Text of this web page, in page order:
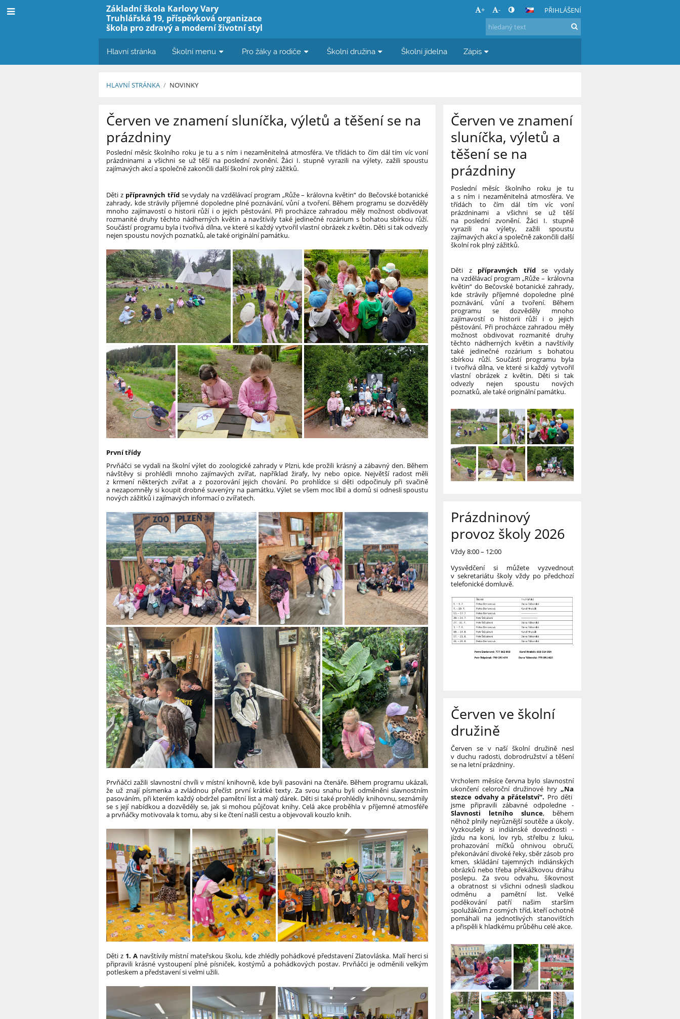
Základní škola Karlovy Vary
Truhlářská 19, příspěvková organizace
škola pro zdravý a moderní životní styl
+ - PŘIHLÁŠENÍ
Hlavní stránka Školní menu Pro žáky a rodiče Školní družina Školní jídelna Zápis
HLAVNÍ STRÁNKA / NOVINKY
Novinky
Červen ve znamení sluníčka, výletů a těšení se na
prázdniny
Poslední měsíc školního roku je tu a s ním i nezaměnitelná atmosféra. Ve třídách to čím dál tím víc voní
prázdninami a všichni se už těší na poslední zvonění. Žáci I. stupně vyrazili na výlety, zažili spoustu
zajímavých akcí a společně zakončili další školní rok plný zážitků.
Děti z přípravných třídse vydaly na vzdělávací program „Růže – královna květin“ do Bečovské botanické
zahrady, kde strávily příjemné dopoledne plné poznávání, vůní a tvoření. Během programu se dozvěděly
mnoho zajímavostí o historii růží i o jejich pěstování. Při procházce zahradou měly možnost obdivovat
rozmanité druhy těchto nádherných květin a navštívily také jedinečné rozárium s bohatou sbírkou růží.
Součástí programu byla i tvořivá dílna, ve které si každý vytvořil vlastní obrázek z květin. Děti si tak odvezly
nejen spoustu nových poznatků, ale také originální památku.
První třídy
Prvňáčci se vydali na školní výlet do zoologické zahrady v Plzni, kde prožili krásný a zábavný den. Během
návštěvy si prohlédli mnoho zajímavých zvířat, například žirafy, lvy nebo opice. Největší radost měli
z krmení některých zvířat a z pozorování jejich chování. Po prohlídce si děti odpočinuly při svačině
a nezapomněly si koupit drobné suvenýry na památku. Výlet se všem moc líbil a domů si odnesli spoustu
nových zážitků i zajímavých informací o zvířatech.
Prvňáčci zažili slavnostní chvíli v místní knihovně, kde byli pasováni na čtenáře. Během programu ukázali,
že už znají písmenka a zvládnou přečíst první krátké texty. Za svou snahu byli odměněni slavnostním
pasováním, při kterém každý obdržel pamětní list a malý dárek. Děti si také prohlédly knihovnu, seznámily
se s její nabídkou a dozvěděly se, jak si mohou půjčovat knihy. Celá akce proběhla v příjemné atmosféře
a prvňáčky motivovala k tomu, aby si ke čtení našli cestu a objevovali kouzlo knih.
Děti z 1. Anavštívily místní mateřskou školu, kde zhlédly pohádkové představení Zlatovláska. Malí herci si
připravili krásné vystoupení plné písniček, kostýmů a pohádkových postav. Prvňáčci je odměnili velkým
potleskem a představení si velmi užili.
Červen ve znamení
sluníčka, výletů a
těšení se na
prázdniny
Poslední měsíc školního roku je tu
a s ním i nezaměnitelná atmosféra. Ve
třídách to čím dál tím víc voní
prázdninami a všichni se už těší
na poslední zvonění. Žáci I. stupně
vyrazili na výlety, zažili spoustu
zajímavých akcí a společně zakončili další
školní rok plný zážitků.
Děti z přípravných třídse vydaly
na vzdělávací program „Růže – královna
květin“ do Bečovské botanické zahrady,
kde strávily příjemné dopoledne plné
poznávání, vůní a tvoření. Během
programu se dozvěděly mnoho
zajímavostí o historii růží i o jejich
pěstování. Při procházce zahradou měly
možnost obdivovat rozmanité druhy
těchto nádherných květin a navštívily
také jedinečné rozárium s bohatou
sbírkou růží. Součástí programu byla
i tvořivá dílna, ve které si každý vytvořil
vlastní obrázek z květin. Děti si tak
odvezly nejen spoustu nových
poznatků, ale také originální památku.
Prázdninový
provoz školy 2026
Vždy 8:00 – 12:00
Vysvědčení si můžete vyzvednout
v sekretariátu školy vždy po předchozí
telefonické domluvě.
Červen ve školní
družině
Červen se v naší školní družině nesl
v duchu radosti, dobrodružství a těšení
se na letní prázdniny.
Vrcholem měsíce června bylo slavnostní
ukončení celoroční družinové hry „Na
stezce odvahy a přátelství“. Pro děti
jsme připravili zábavné odpoledne -
Slavnosti letního slunce, během
něhož plnily nejrůznější soutěže a úkoly.
Vyzkoušely si indiánské dovednosti -
jízdu na koni, lov ryb, střelbu z luku,
prohazování míčků ohnivou obručí,
překonávání divoké řeky, sběr zásob pro
kmen, skládání tajemných indiánských
obrázků nebo třeba překážkovou dráhu
poslepu. Za svou odvahu, šikovnost
a obratnost si všichni odnesli sladkou
odměnu a pamětní list. Velké
poděkování patří našim starším
spolužákům z osmých tříd, kteří ochotně
pomáhali na jednotlivých stanovištích
a přispěli k hladkému průběhu celé akce.